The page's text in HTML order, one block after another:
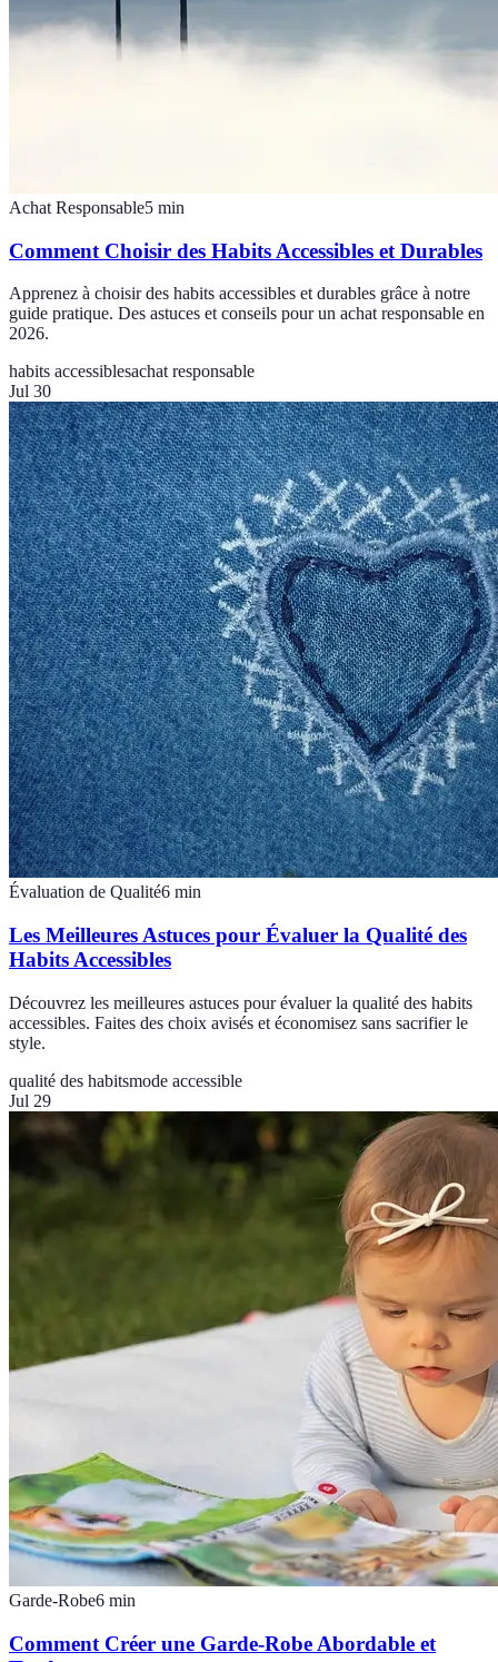
Achat Responsable5 min
Comment Choisir des Habits Accessibles et Durables
Apprenez à choisir des habits accessibles et durables grâce à notre
guide pratique. Des astuces et conseils pour un achat responsable en
2026.
habits accessiblesachat responsable
Jul 30
Évaluation de Qualité6 min
Les Meilleures Astuces pour Évaluer la Qualité des
Habits Accessibles
Découvrez les meilleures astuces pour évaluer la qualité des habits
accessibles. Faites des choix avisés et économisez sans sacrifier le
style.
qualité des habitsmode accessible
Jul 29
Garde-Robe6 min
Comment Créer une Garde-Robe Abordable et